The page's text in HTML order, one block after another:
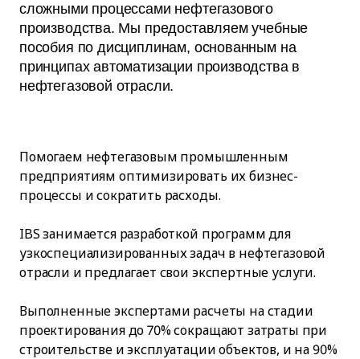
сложными процессами нефтегазового
производства. Мы предоставляем учебные
пособия по дисциплинам, основанным на
принципах автоматизации производства в
нефтегазовой отрасли.
Помогаем нефтегазовым промышленным
предприятиям оптимизировать их бизнес-
процессы и сократить расходы.
IBS занимается разработкой программ для
узкоспециализированных задач в нефтегазовой
отрасли и предлагает свои экспертные услуги.
Выполненные экспертами расчеты на стадии
проектирования до 70% сокращают затраты при
строительстве и эксплуатации объектов, и на 90%